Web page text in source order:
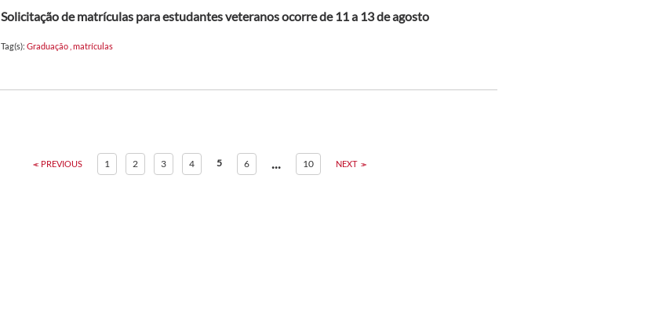
Solicitação de matrículas para estudantes veteranos ocorre de 11 a 13 de agosto
Tag(s): Graduação matrículas
PREVIOUS 1 2 3 4 5 6 ... 10 NEXT